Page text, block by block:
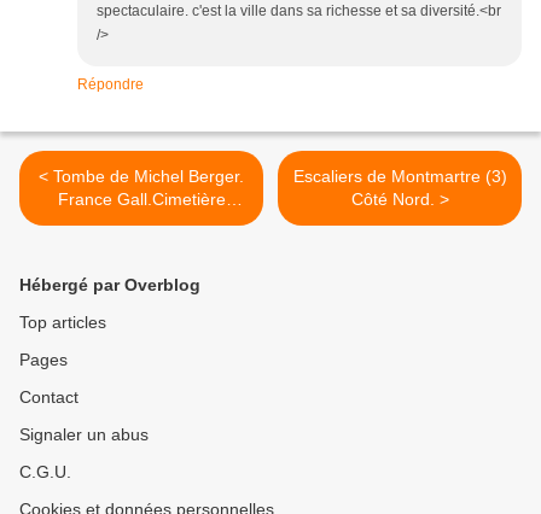
spectaculaire. c'est la ville dans sa richesse et sa diversité.<br
/>
Répondre
< Tombe de Michel Berger.
France Gall.Cimetière
Montmartre.
Escaliers de Montmartre (3)
Côté Nord. >
Hébergé par Overblog
Top articles
Pages
Contact
Signaler un abus
C.G.U.
Cookies et données personnelles